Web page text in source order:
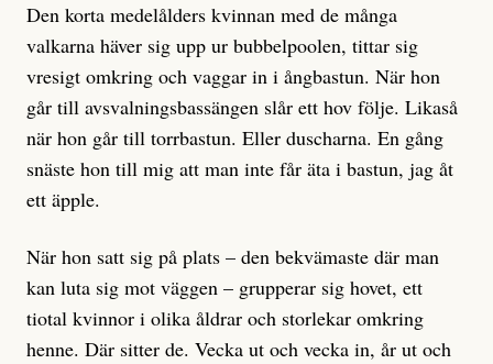
Den korta medelålders kvinnan med de många
valkarna häver sig upp ur bubbelpoolen, tittar sig
vresigt omkring och vaggar in i ångbastun. När hon
går till avsvalningsbassängen slår ett hov följe. Likaså
när hon går till torrbastun. Eller duscharna. En gång
snäste hon till mig att man inte får äta i bastun, jag åt
ett äpple.
När hon satt sig på plats – den bekvämaste där man
kan luta sig mot väggen – grupperar sig hovet, ett
tiotal kvinnor i olika åldrar och storlekar omkring
henne. Där sitter de. Vecka ut och vecka in, år ut och